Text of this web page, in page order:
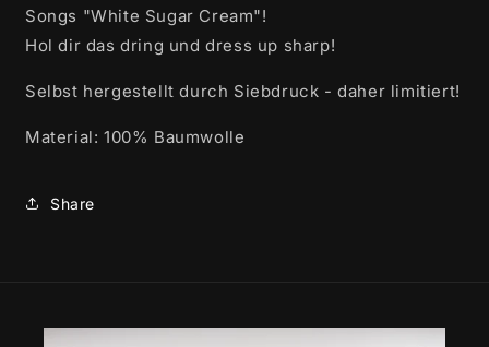
Songs "White Sugar Cream"!
Hol dir das dring und dress up sharp!
Selbst hergestellt durch Siebdruck - daher limitiert!
Material: 100% Baumwolle
Share